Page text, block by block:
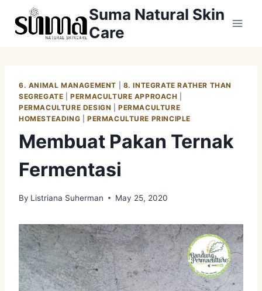
Suma Natural Skin
Care
6. ANIMAL MANAGEMENT
8. INTEGRATE RATHER THAN
SEGREGATE |PERMACULTURE APPROACH
PERMACULTURE DESIGN |PERMACULTURE
HOMESTEADING
PERMACULTURE PRINCIPLE
Membuat Pakan Ternak
Fermentasi
By Listriana Suherman May 25, 2020